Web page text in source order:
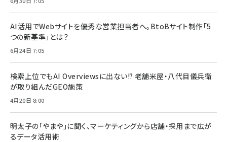
AI活用でWebサイトを優秀な営業担当者へ。BtoBサイト制作「5
つの新基準」とは？
6月24日 7:05
検索上位でもAI Overviewsに出ない!? 老舗米屋・八代目儀兵衛
が取り組んだGEO施策
4月20日 8:00
明太子の「やまや」に聞く、マーケティングから店舗・採用まで広が
るデータ活用術